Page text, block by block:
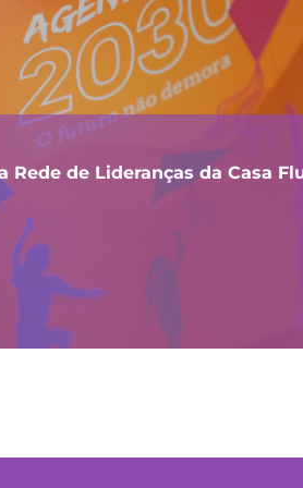
de Lideranças da Casa